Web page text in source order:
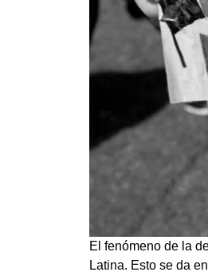
El fenómeno de la
Latina. Esto se da